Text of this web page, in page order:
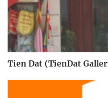
Tien Dat (TienDat